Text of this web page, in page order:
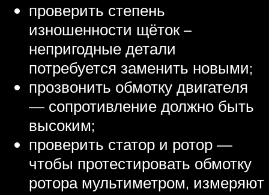
проверить степень
изношенности щёток –
непригодные детали
потребуется заменить новыми;
прозвонить обмотку двигателя
— сопротивление должно быть
высоким;
проверить статор и ротор —
чтобы протестировать обмотку
ротора мультиметром, измеряют